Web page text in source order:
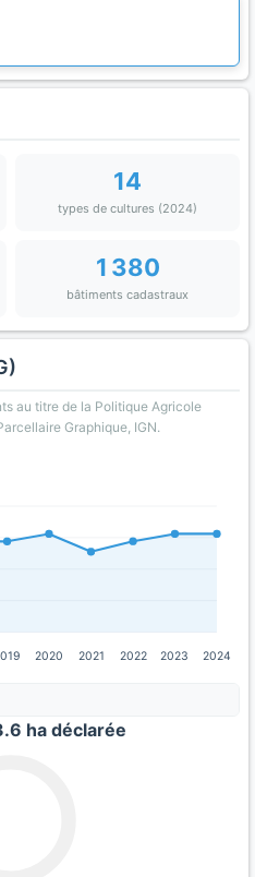
14
types de cultures (2024)
1 380
bâtiments cadastraux
au titre de la Politique Agricole
Graphique, IGN.
2020 2021 2022 2023 2024
ha déclarée